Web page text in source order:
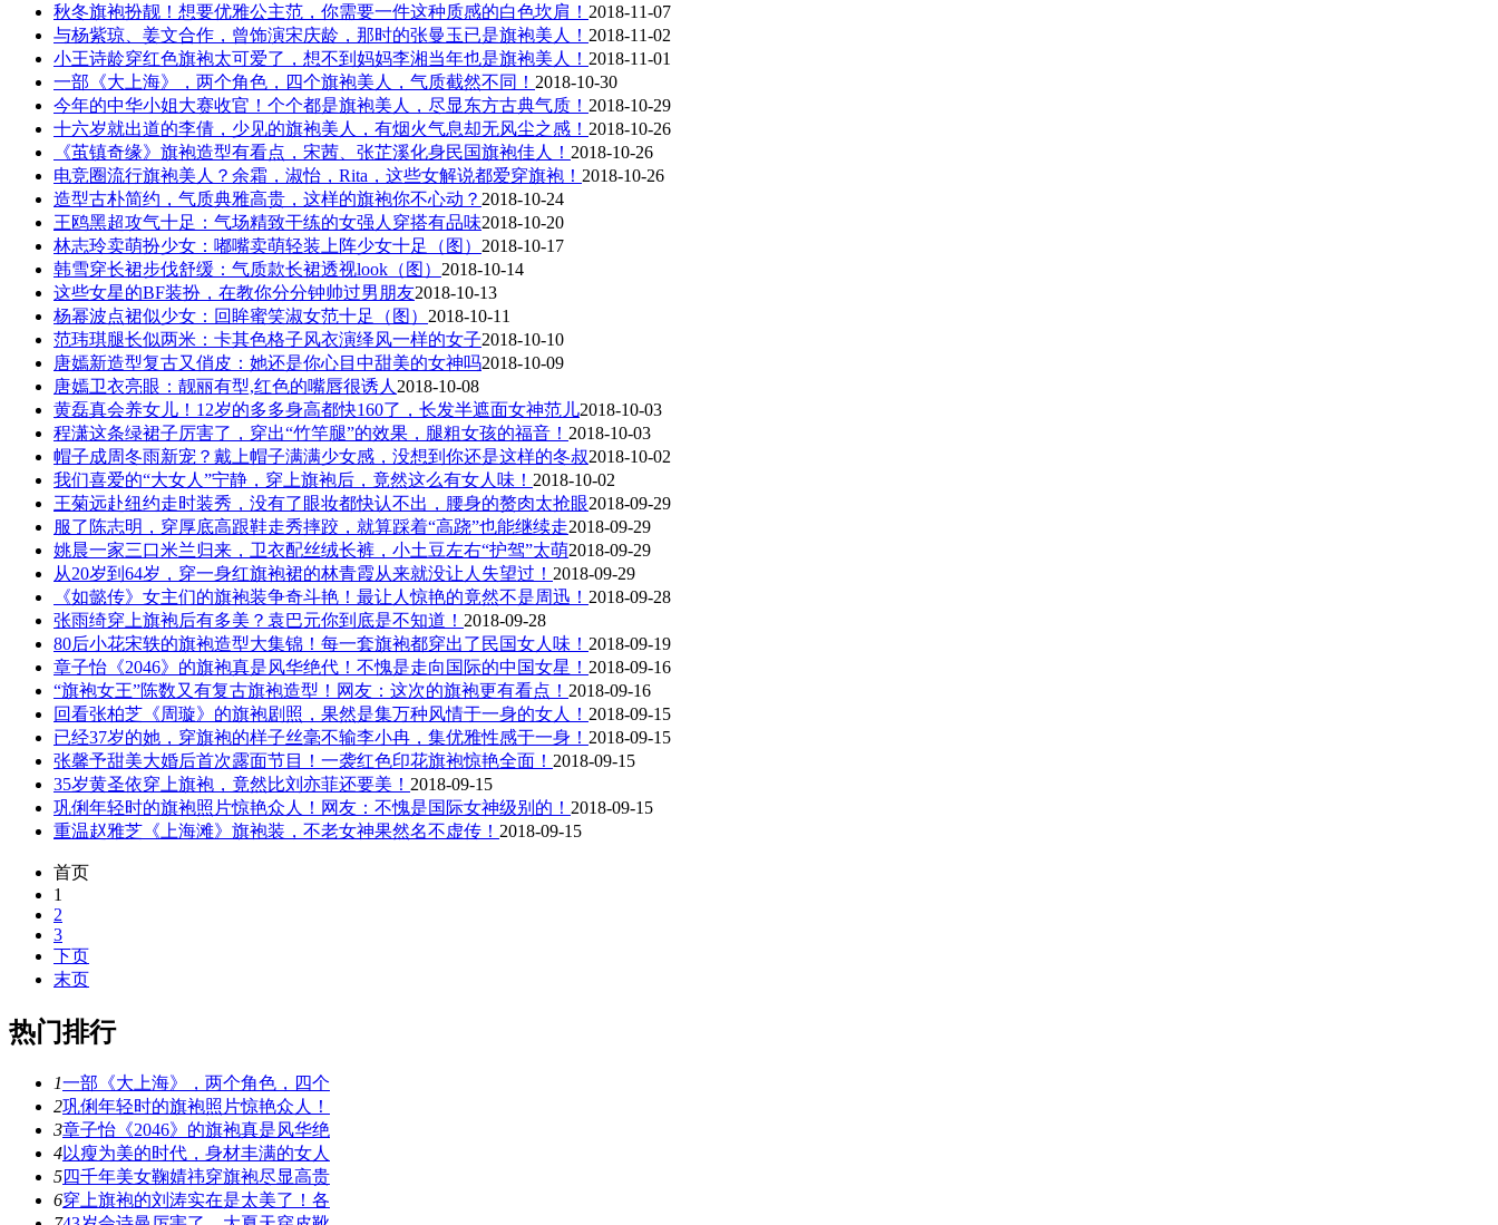
秋冬旗袍扮靓！想要优雅公主范，你需要一件这种质感的白色坎肩！ 2018-11-07
与杨紫琼、姜文合作，曾饰演宋庆龄，那时的张曼玉已是旗袍美人！ 2018-11-02
小王诗龄穿红色旗袍太可爱了，想不到妈妈李湘当年也是旗袍美人！ 2018-11-01
一部《大上海》，两个角色，四个旗袍美人，气质截然不同！ 2018-10-30
今年的中华小姐大赛收官！个个都是旗袍美人，尽显东方古典气质！ 2018-10-29
十六岁就出道的李倩，少见的旗袍美人，有烟火气息却无风尘之感！ 2018-10-26
《茧镇奇缘》旗袍造型有看点，宋茜、张芷溪化身民国旗袍佳人！ 2018-10-26
电竞圈流行旗袍美人？余霜，淑怡，Rita，这些女解说都爱穿旗袍！ 2018-10-26
造型古朴简约，气质典雅高贵，这样的旗袍你不心动？ 2018-10-24
王鸥黑超攻气十足：气场精致干练的女强人穿搭有品味2018-10-20
林志玲卖萌扮少女：嘟嘴卖萌轻装上阵少女十足（图） 2018-10-17
韩雪穿长裙步伐舒缓：气质款长裙透视look（图） 2018-10-14
这些女星的BF装扮，在教你分分钟帅过男朋友2018-10-13
杨幂波点裙似少女：回眸蜜笑淑女范十足（图） 2018-10-11
范玮琪腿长似两米：卡其色格子风衣演绎风一样的女子2018-10-10
唐嫣新造型复古又俏皮：她还是你心目中甜美的女神吗2018-10-09
唐嫣卫衣亮眼：靓丽有型,红色的嘴唇很诱人 2018-10-08
黄磊真会养女儿！12岁的多多身高都快160了，长发半遮面女神范儿2018-10-03
程潇这条绿裙子厉害了，穿出“竹竿腿”的效果，腿粗女孩的福音！ 2018-10-03
帽子成周冬雨新宠？戴上帽子满满少女感，没想到你还是这样的冬叔2018-10-02
我们喜爱的“大女人”宁静，穿上旗袍后，竟然这么有女人味！ 2018-10-02
王菊远赴纽约走时装秀，没有了眼妆都快认不出，腰身的赘肉太抢眼2018-09-29
服了陈志明，穿厚底高跟鞋走秀摔跤，就算踩着“高跷”也能继续走2018-09-29
姚晨一家三口米兰归来，卫衣配丝绒长裤，小土豆左右“护驾”太萌2018-09-29
从20岁到64岁，穿一身红旗袍裙的林青霞从来就没让人失望过！ 2018-09-29
《如懿传》女主们的旗袍装争奇斗艳！最让人惊艳的竟然不是周迅！ 2018-09-28
张雨绮穿上旗袍后有多美？袁巴元你到底是不知道！ 2018-09-28
80后小花宋轶的旗袍造型大集锦！每一套旗袍都穿出了民国女人味！ 2018-09-19
章子怡《2046》的旗袍真是风华绝代！不愧是走向国际的中国女星！ 2018-09-16
“旗袍女王”陈数又有复古旗袍造型！网友：这次的旗袍更有看点！ 2018-09-16
回看张柏芝《周璇》的旗袍剧照，果然是集万种风情于一身的女人！ 2018-09-15
已经37岁的她，穿旗袍的样子丝毫不输李小冉，集优雅性感于一身！ 2018-09-15
张馨予甜美大婚后首次露面节目！一袭红色印花旗袍惊艳全面！ 2018-09-15
35岁黄圣依穿上旗袍，竟然比刘亦菲还要美！ 2018-09-15
巩俐年轻时的旗袍照片惊艳众人！网友：不愧是国际女神级别的！ 2018-09-15
重温赵雅芝《上海滩》旗袍装，不老女神果然名不虚传！ 2018-09-15
首页
1
2
3
下页
末页
热门排行
1一部《大上海》，两个角色，四个
2巩俐年轻时的旗袍照片惊艳众人！
3章子怡《2046》的旗袍真是风华绝
4以瘦为美的时代，身材丰满的女人
5四千年美女鞠婧祎穿旗袍尽显高贵
6穿上旗袍的刘涛实在是太美了！各